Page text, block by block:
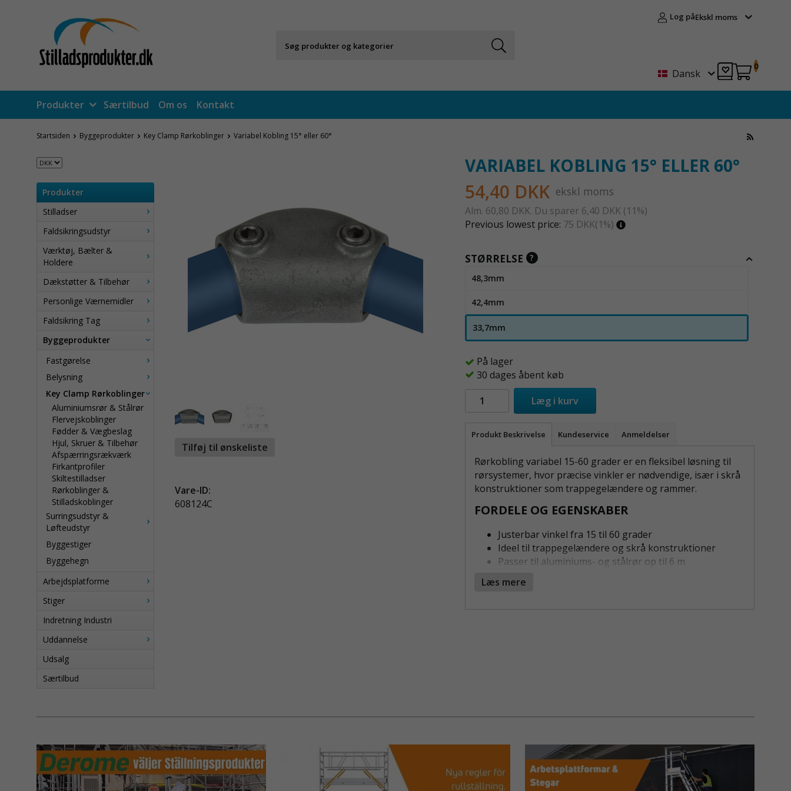
Log påEkskl moms
Dansk
0
Produkter Særtilbud Om os Kontakt
Startsiden Byggeprodukter Key Clamp Rørkoblinger Variabel Kobling 15° eller 60°
Produkter
Stilladser
Faldsikringsudstyr
Værktøj, Bælter &
Holdere
Dækstøtter & Tilbehør
Personlige Værnemidler
Faldsikring Tag
Byggeprodukter
Fastgørelse
Belysning
Key Clamp Rørkoblinger
Aluminiumsrør & Stålrør
Flervejskoblinger
Fødder & Vægbeslag
Hjul, Skruer & Tilbehør
Afspærringsrækværk
Firkantprofiler
Skiltestilladser
Rørkoblinger &
Stilladskoblinger
Surringsudstyr &
Løfteudstyr
Byggestiger
Byggehegn
Arbejdsplatforme
Stiger
Indretning Industri
Uddannelse
Udsalg
Særtilbud
VARIABEL KOBLING 15° ELLER 60°
54,40 DKK ekskl moms
Alm. 60,80 DKK. Du sparer 6,40 DKK(11%)
Previous lowest price: 75 DKK(1%)
STØRRELSE
?
48,3mm
42,4mm
33,7mm
På lager
30 dages åbent køb
Læg i kurv
Produkt Beskrivelse Kundeservice Anmeldelser
Rørkobling variabel 15-60 grader er en fleksibel løsning til
rørsystemer, hvor præcise vinkler er nødvendige, især i skrå
konstruktioner som trappegelændere og rammer.
FORDELE OG EGENSKABER
Justerbar vinkel fra 15 til 60 grader
Ideel til trappegelændere og skrå konstruktioner
Passer til aluminiums- og stålrør op til 6 m
Nem montering uden svejsning
lodrette stolper, hvilket giver en stabil og professionel
De sølvfarvede koblinger er galvaniserede og egner sig til
både indendørs og udendørs brug.
FUNKTION OG MONTERING
Læs mere
Tilføj til ønskeliste
Vare-ID:
608124C